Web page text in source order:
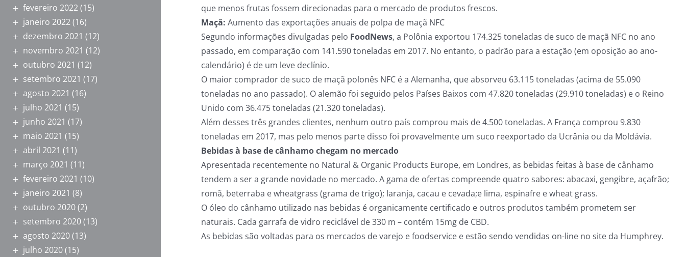
que menos frutas fossem direcionadas para o mercado de produtos frescos.
Maçã: Aumento das exportações anuais de polpa de maçã NFC
Segundo informações divulgadas pelo FoodNews, a Polônia exportou 174.325 toneladas de suco de maçã NFC no ano
passado, em comparação com 141.590 toneladas em 2017. No entanto, o padrão para a estação (em oposição ao ano-
calendário) é de um leve declínio.
O maior comprador de suco de maçã polonês NFC é a Alemanha, que absorveu 63.115 toneladas (acima de 55.090
toneladas no ano passado). O alemão foi seguido pelos Países Baixos com 47.820 toneladas (29.910 toneladas) e o Reino
Unido com 36.475 toneladas (21.320 toneladas).
Além desses três grandes clientes, nenhum outro país comprou mais de 4.500 toneladas. A França comprou 9.830
toneladas em 2017, mas pelo menos parte disso foi provavelmente um suco reexportado da Ucrânia ou da Moldávia.
Bebidas à base de cânhamo chegam no mercado
Apresentada recentemente no Natural & Organic Products Europe, em Londres, as bebidas feitas à base de cânhamo
tendem a ser a grande novidade no mercado. A gama de ofertas compreende quatro sabores: abacaxi, gengibre, açafrão;
romã, beterraba e wheatgrass (grama de trigo); laranja, cacau e cevada;e lima, espinafre e wheat grass.
O óleo do cânhamo utilizado nas bebidas é organicamente certificado e outros produtos também prometem ser
naturais. Cada garrafa de vidro reciclável de 330 m – contém 15mg de CBD.
As bebidas são voltadas para os mercados de varejo e foodservice e estão sendo vendidas on-line no site da Humphrey.
fevereiro 2022(15)
janeiro 2022(16)
dezembro 2021 (12)
novembro 2021 (12)
outubro 2021 (12)
setembro 2021 (17)
agosto 2021 (16)
julho 2021 (15)
junho 2021 (17)
maio 2021 (15)
abril 2021 (11)
março 2021 (11)
fevereiro 2021 (10)
janeiro 2021 (8)
outubro 2020(2)
setembro 2020(13)
agosto 2020(13)
julho 2020(15)